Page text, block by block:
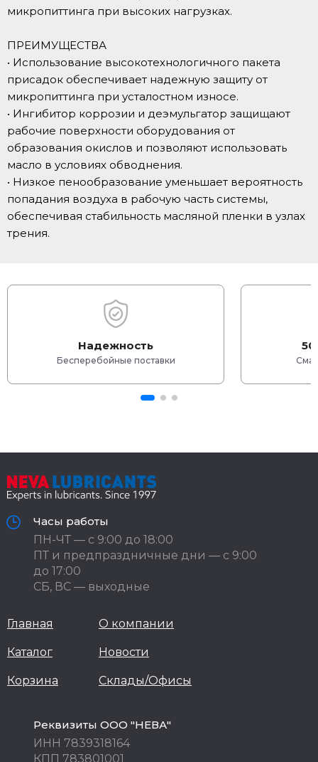
микропиттинга при высоких нагрузках.
ПРЕИМУЩЕСТВА
• Использование высокотехнологичного пакета
присадок обеспечивает надежную защиту от
микропиттинга при усталостном износе.
• Ингибитор коррозии и деэмульгатор защищают
рабочие поверхности оборудования от
образования окислов и позволяют использовать
масло в условиях обводнения.
• Низкое пенообразование уменьшает вероятность
попадания воздуха в рабочую часть системы,
обеспечивая стабильность масляной пленки в узлах
трения.
Надежность
Бесперебойные поставки
Часы работы
ПН-ЧТ — с 9:00 до 18:00
ПТ и предпраздничные дни — с 9:00
до 17:00
СБ, ВС — выходные
Главная
Каталог
Корзина
О компании
Новости
Склады/Офисы
Реквизиты ООО "НЕВА"
ИНН 7839318164
КПП 783801001